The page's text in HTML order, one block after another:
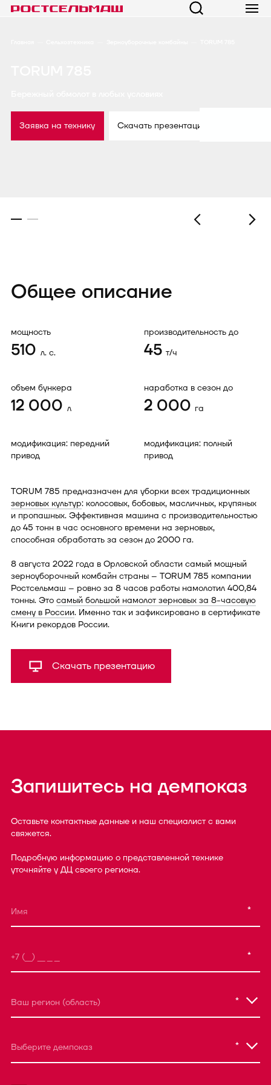
Заявка на технику Скачать презентацию
Общее описание
мощность
510 л. с.
производительность до
45 т/ч
объем бункера
12 000 л
наработка в сезон до
2 000 га
модификация: передний
привод
модификация: полный
привод
TORUM 785 предназначен для уборки всех традиционных
зерновых культур: колосовых, бобовых, масличных, крупяных
и пропашных. Эффективная машина с производительностью
до 45 тонн в час основного времени на зерновых,
способная обработать за сезон до 2000 га.
8 августа 2022 года в Орловской области самый мощный
зерноуборочный комбайн страны – TORUM 785 компании
Ростсельмаш – ровно за 8 часов работы намолотил 400,84
тонны. Это самый большой намолот зерновых за 8-часовую
смену в России. Именно так и зафиксировано в сертификате
Книги рекордов России.
Скачать презентацию
Запишитесь на демпоказ
Оставьте контактные данные и наш специалист с вами
свяжется.
Подробную информацию о представленной технике
уточняйте у ДЦ своего региона.
*
*
Ваш регион (область) *
Выберите демпоказ *